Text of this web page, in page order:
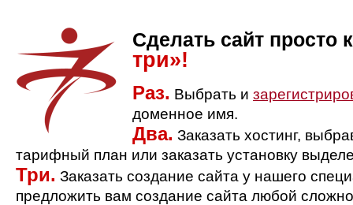
Сделать сайт просто
три»!
Раз. Выбрать и
доменное имя.
Два. Заказать хостинг,
тарифный план или заказать установку
Три. Заказать создание сайта у нашего
предложить вам создание сайта любой